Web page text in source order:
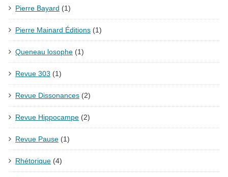
Pierre Bayard (1)
Pierre Mainard Éditions (1)
Queneau losophe (1)
Revue 303 (1)
Revue Dissonances (2)
Revue Hippocampe (2)
Revue Pause (1)
Rhétorique (4)